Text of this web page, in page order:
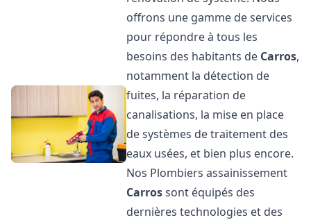
offrons une gamme de services
pour répondre à tous les
besoins des habitants de Carros,
notamment la détection de
fuites, la réparation de
canalisations, la mise en place
de systèmes de traitement des
eaux usées, et bien plus encore.
Nos Plombiers assainissement
Carrossont équipés des
dernières technologies et des